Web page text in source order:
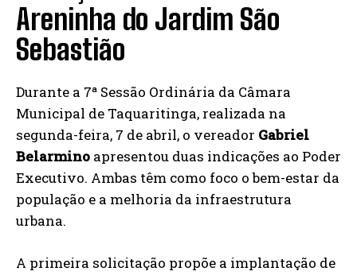
Areninha do Jardim São
Sebastião
Durante a 7ª Sessão Ordinária da Câmara
Municipal de Taquaritinga, realizada na
segunda-feira, 7 de abril, o vereador Gabriel
Belarmino apresentou duas indicações ao Poder
Executivo. Ambas têm como foco o bem-estar da
população e a melhoria da infraestrutura
urbana.
A primeira solicitação propõe a implantação de